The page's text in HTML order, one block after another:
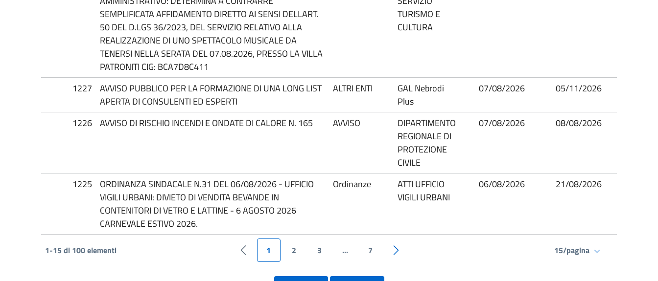
SEMPLIFICATA AFFIDAMENTO DIRETTO AI SENSI DELLART.
50 DEL D.LGS 36/2023, DEL SERVIZIO RELATIVO ALLA
REALIZZAZIONE DI UNO SPETTACOLO MUSICALE DA
TENERSI NELLA SERATA DEL 07.08.2026, PRESSO LA VILLA
PATRONITI CIG: BCA7D8C411
TURISMO E
CULTURA
1227
AVVISO PUBBLICO PER LA FORMAZIONE DI UNA LONG LIST
APERTA DI CONSULENTI ED ESPERTI
ALTRI ENTI
GAL Nebrodi
Plus
07/08/2026 05/11/2026
1226 AVVISO DI RISCHIO INCENDI E ONDATE DI CALORE N. 165 AVVISO
DIPARTIMENTO
REGIONALE DI
PROTEZIONE
CIVILE
07/08/2026 08/08/2026
1225
ORDINANZA SINDACALE N.31 DEL 06/08/2026 - UFFICIO
VIGILI URBANI: DIVIETO DI VENDITA BEVANDE IN
CONTENITORI DI VETRO E LATTINE - 6 AGOSTO 2026
CARNEVALE ESTIVO 2026.
Ordinanze
ATTI UFFICIO
VIGILI URBANI
06/08/2026 21/08/2026
1-15 di 100 elementi
Pagina precedente
1 2 3 ... 7
Pagina successiva
15/pagina